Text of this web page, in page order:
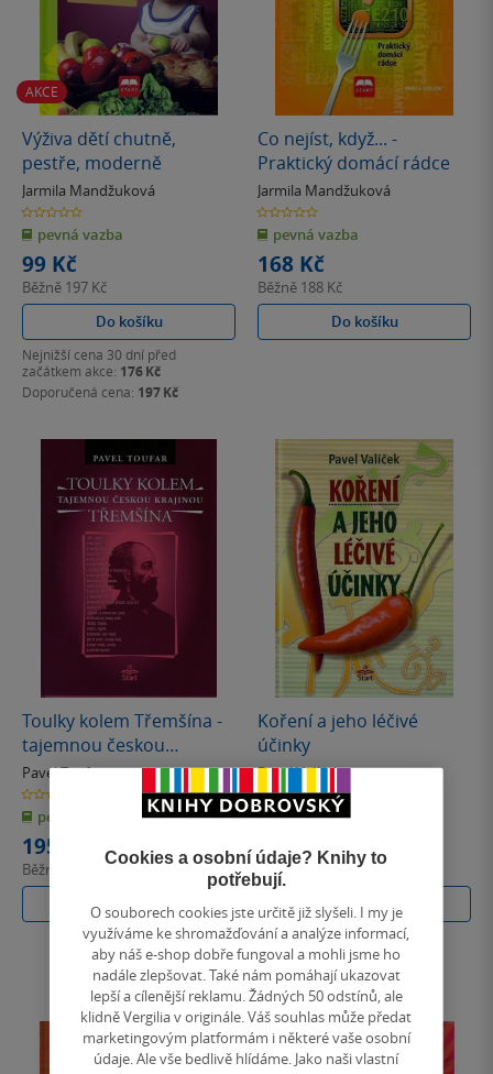
AKCE
Výživa dětí chutně,
pestře, moderně
Jarmila Mandžuková
0.0
z
5
hvězdiček
pevná vazba
99 Kč
Běžně 197 Kč
Do košíku
Nejnižší cena 30 dní před
začátkem akce: 176 Kč
Doporučená cena: 197 Kč
Co nejíst, když... -
Praktický domácí rádce
Jarmila Mandžuková
0.0
z
5
hvězdiček
pevná vazba
168 Kč
Běžně 188 Kč
Do košíku
Toulky kolem Třemšína -
tajemnou českou
krajinou
Pavel Toufar
0.0
z
5
hvězdiček
pevná vazba
195 Kč
Běžně
Do košíku
Koření a jeho léčivé
účinky
Pavel Valíček
0.0
z
5 pevná vazba
141 Kč
Běžně 157 Kč
Do košíku
Cookies a osobní údaje? Knihy to
potřebují.
O souborech cookies jste určitě již slyšeli. I my je
využíváme ke shromažďování a analýze informací,
aby náš e-shop dobře fungoval a mohli jsme ho
nadále zlepšovat. Také nám pomáhají ukazovat
lepší a cílenější reklamu. Žádných 50 odstínů, ale
klidně Vergilia v originále. Váš souhlas může předat
marketingovým platformám i některé vaše osobní
údaje. Ale vše bedlivě hlídáme. Jako naši vlastní